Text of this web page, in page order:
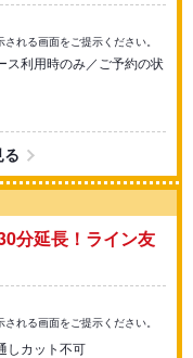
れる画面をご提示ください。
ス利用時のみ／ご予約の状
分延長！ライン友
れる画面をご提示ください。
しカット不可